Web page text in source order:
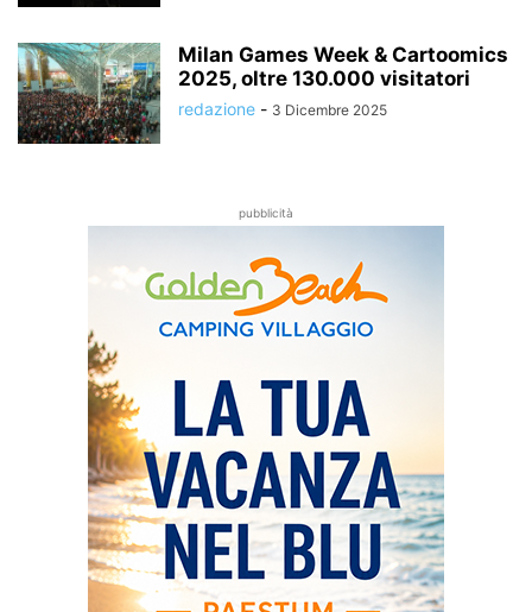
Milan Games Week & Cartoomics
2025, oltre 130.000 visitatori
redazione - 3 Dicembre 2025
pubblicità